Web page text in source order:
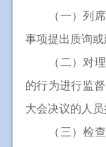
（一）列
事项提出质询或
（二）对
的行为进行监
大会决议的人员
（三）检